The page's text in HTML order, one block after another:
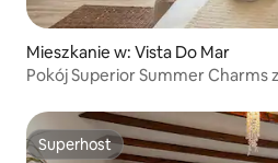
Mieszkanie w: Vista Do Mar
Pokój Superior Summer Charms
Superhost
Superhost